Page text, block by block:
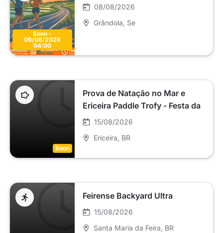
Soon -
09/08/2026
04:00
08/08/2026
Grândola , Se
Soon
Prova de Natação no Mar e
Ericeira Paddle Trofy - Festa da
Nossa Senhora da Boa Viagem
15/08/2026
Ericeira , BR
Feirense Backyard Ultra
15/08/2026
Santa Maria da Feira , BR